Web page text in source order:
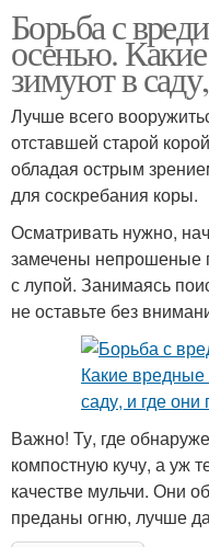
Борьба с
осенью.
зимуют в
Лучше всего
отставшей старой
обладая острым
для соскребания коры.
Осматривать нужно,
замечены непрошеные
с лупой. Занимаясь
не оставьте без
Важно! Ту, где
компостную кучу, а уж
качестве мульчи. Они
преданы огню, лучше